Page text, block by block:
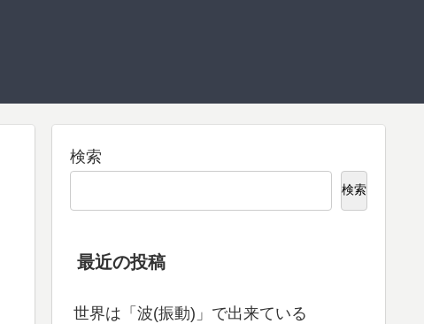
検索
検索
最近の投稿
世界は「波(振動)」で出来ている